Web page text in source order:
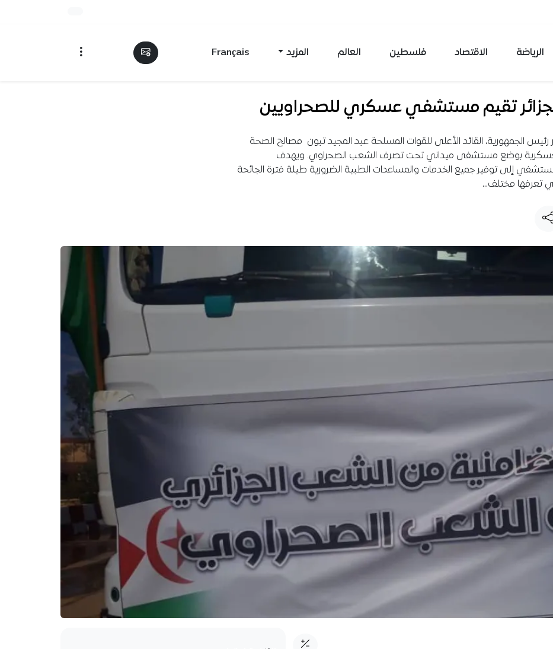
الرياضة الاقتصاد فلسطين العالم المزيد Français
تقيم مستشفي عسكري للصحراويين
رئيس الجمهورية، القائد الأعلى للقوات المسلحة عبد المجيد تبون مصالح الصحة
بوضع مستشفى ميداني تحت تصرف الشعب الصحراوي. ويهدف
إلى توفير جميع الخدمات والمساعدات الطبية الضرورية طيلة فترة الجائحة
تعرفها مختلف…